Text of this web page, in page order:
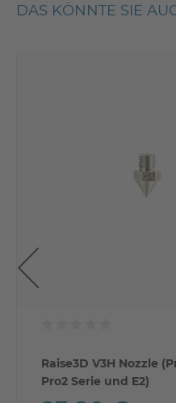
DAS KÖNNTE SIE
Raise3D V3H Nozzle
Pro2 Serie und E2)